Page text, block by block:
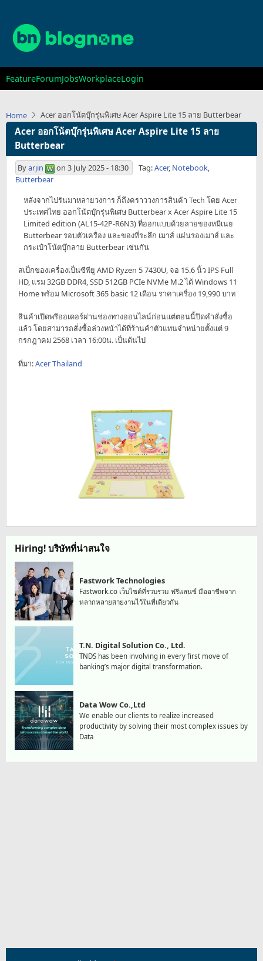
main
content
Main
navigation
FeatureForumJobsWorkplaceLogin
Home Acer ออกโน้ตบุ๊กรุ่นพิเศษ Acer Aspire Lite 15 ลาย Butterbear
Acer ออกโน้ตบุ๊กรุ่นพิเศษ Acer Aspire Lite 15 ลาย
Butterbear
Byarjin on 3 July 2025 - 18:30 Tag:Acer, Notebook,
Butterbear
หลังจากไปรันมาหลายวงการ ก็ถึงคราววงการสินค้า Tech โดย Acer
ประเทศไทย ออกโน้ตบุ๊กรุ่นพิเศษ Butterbear x Acer Aspire Lite 15
Limited edition (AL15-42P-R6N3) ที่ออกแบบด้วยลายของหมีเนย
Butterbear รอบตัวเครื่อง และของที่ระลึก เมาส์ แผ่นรองเมาส์ และ
กระเป๋าโน้ตบุ๊กลาย Butterbear เช่นกัน
สเป็กของเครื่องเป็นซีพียู AMD Ryzen 5 7430U, จอ 15.6 นิ้ว IPS Full
HD, แรม 32GB DDR4, SSD 512GB PCIe NVMe M.2 ได้ Windows 11
Home พร้อม Microsoft 365 basic 12 เดือน ราคาเครื่อง 19,990 บาท
สินค้าเปิดพรีออเดอร์ผ่านช่องทางออนไลน์ก่อนแต่ตอนนี้ปิดคำสั่งซื้อ
แล้ว โดยสามารถสั่งซื้อล่วงหน้าได้ที่ร้านค้าตัวแทนจำหน่ายตั้งแต่ 9
กรกฎาคม 2568 เวลา 16:00น. เป็นต้นไป
ที่มา:Acer Thailand
Hiring! บริษัทที่น่าสนใจ
Fastwork Technologies
Fastwork.co เว็บไซต์ที่รวบรวม ฟรีแลนซ์ มืออาชีพจาก
หลากหลายสายงานไว้ในที่เดียวกัน
T.N. Digital Solution Co., Ltd.
TNDS has been involving in every first move of
banking’s major digital transformation.
Data Wow Co.,Ltd
We enable our clients to realize increased
productivity by solving their most complex issues by
Data